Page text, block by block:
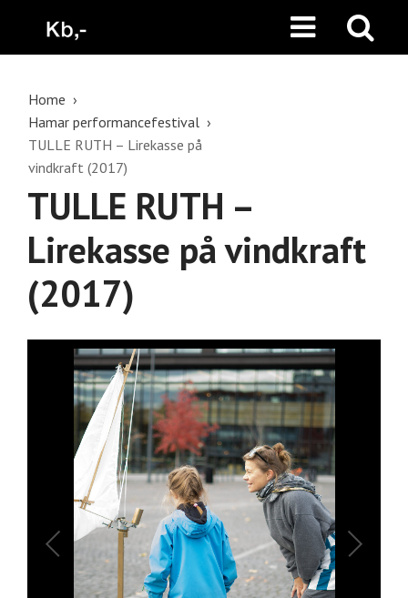
Home
Hamar performancefestival
TULLE RUTH – Lirekasse på
vindkraft (2017)
TULLE RUTH –
Lirekasse på vindkraft
(2017)